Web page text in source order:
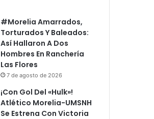
#Morelia Amarrados,
Torturados Y Baleados:
Así Hallaron A Dos
Hombres En Ranchería
Las Flores
7 de agosto de 2026
¡Con Gol Del «Hulk»!
Atlético Morelia-UMSNH
Se Estrena Con Victoria